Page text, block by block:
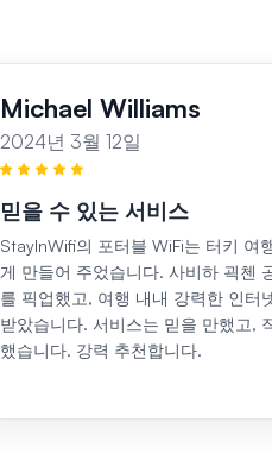
Michael Williams
2024년 3월 12일
믿을 수 있는 서비스
StayInWifi의 포터블 WiFi는 터키 여
게 만들어 주었습니다. 사비하 괵첸
를 픽업했고, 여행 내내 강력한 인터
받았습니다. 서비스는 믿을 만했고,
했습니다. 강력 추천합니다.